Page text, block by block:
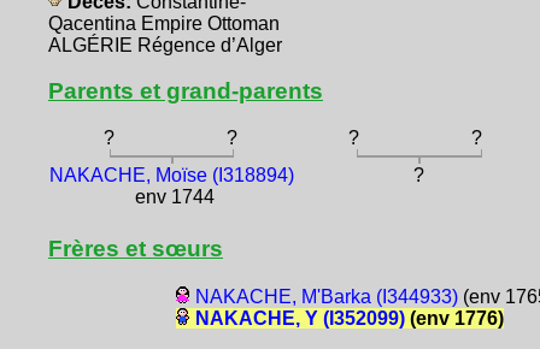
Qacentina Empire Ottoman
ALGÉRIE Régence d’Alger
Parents et grand-parents
? ? ?
?
NAKACHE, Moïse (I318894)
env 1744
?
Frères et sœurs
NAKACHE, M'Barka (I344933)(env
NAKACHE, Y (I352099)(env 1776)